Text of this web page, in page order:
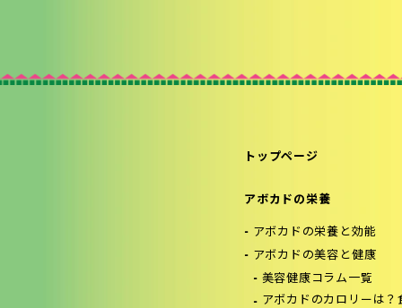
トップページ
アボカドの栄養
アボカドの栄養と効能
アボカドの美容と健康
美容健康コラム一覧
アボカドのカロリーは？